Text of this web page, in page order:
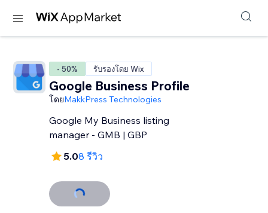
- 50% รับรองโดย Wix
Google Business Profile
โดยMakkPress Technologies
Google My Business listing
manager - GMB | GBP
5.08 รีวิว